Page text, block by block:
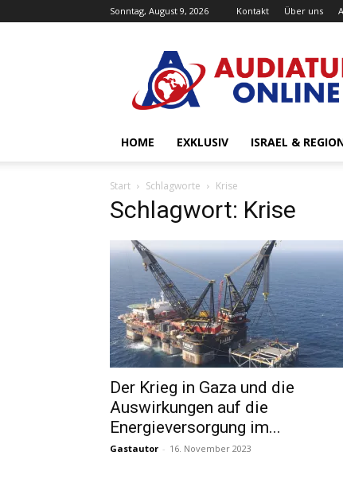
Sonntag, August 9, 2026 Kontakt Über uns
Online
HOME EXKLUSIV ISRAEL &
Start Schlagworte Krise
Schlagwort: Krise
Der Krieg in Gaza und die
Auswirkungen auf die
Energieversorgung im...
Gastautor - 16. November 2023